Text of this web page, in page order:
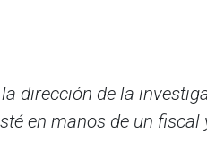
dirección de la
en manos de un fiscal